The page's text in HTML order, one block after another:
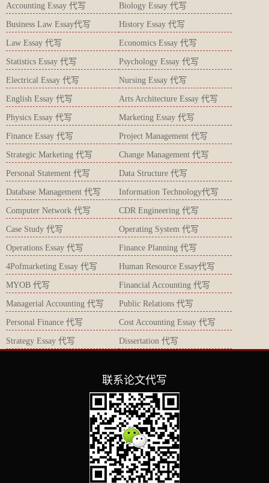
Accounting Essay 代写 Biology Essay 代写
Business Law Essay代写 History Essay 代写
Law Essay 代写 Economics Essay 代写
Statistics Essay 代写 Psychology Essay 代写
Electrical Essay 代写 Nursing Essay 代写
English Essay 代写 Arts Architecture Essay 代写
Physics Essay 代写 Marketing Essay 代写
Finance Essay 代写 Project Management 代写
Strategic Marketing 代写 Change Management 代写
Personal Statement 代写 Data Structure 代写
Database Management 代写 Information Technology代写
Computer Network 代写 CDR Engineering 代写
Case Study 代写 Operating System 代写
Operations Essay 代写 Finance Planning 代写
4Pofmarketing Essay 代写 Human Resource Essay代写
MYOB 代写 Financial Accounting 代写
Managerial Accounting 代写 Public Relations 代写
Personal Finance 代写 Cost Accounting Essay 代写
Strategy Essay 代写 Dissertation 代写
联系论文代写